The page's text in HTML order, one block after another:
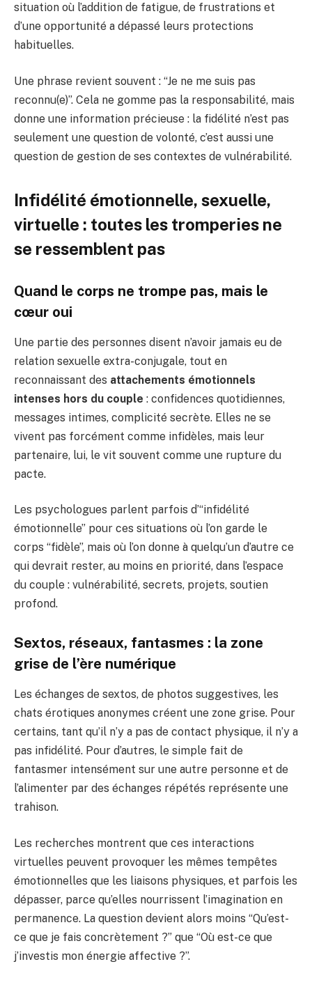
situation où l’addition de fatigue, de frustrations et
d’une opportunité a dépassé leurs protections
habituelles.
Une phrase revient souvent : “Je ne me suis pas
reconnu(e)”. Cela ne gomme pas la responsabilité, mais
donne une information précieuse : la fidélité n’est pas
seulement une question de volonté, c’est aussi une
question de gestion de ses contextes de vulnérabilité.
Infidélité émotionnelle, sexuelle,
virtuelle : toutes les tromperies ne
se ressemblent pas
Quand le corps ne trompe pas, mais le
cœur oui
Une partie des personnes disent n’avoir jamais eu de
relation sexuelle extra-conjugale, tout en
reconnaissant des attachements émotionnels
intenses hors du couple : confidences quotidiennes,
messages intimes, complicité secrète. Elles ne se
vivent pas forcément comme infidèles, mais leur
partenaire, lui, le vit souvent comme une rupture du
pacte.
Les psychologues parlent parfois d’“infidélité
émotionnelle” pour ces situations où l’on garde le
corps “fidèle”, mais où l’on donne à quelqu’un d’autre ce
qui devrait rester, au moins en priorité, dans l’espace
du couple : vulnérabilité, secrets, projets, soutien
profond.
Sextos, réseaux, fantasmes : la zone
grise de l’ère numérique
Les échanges de sextos, de photos suggestives, les
chats érotiques anonymes créent une zone grise. Pour
certains, tant qu’il n’y a pas de contact physique, il n’y a
pas infidélité. Pour d’autres, le simple fait de
fantasmer intensément sur une autre personne et de
l’alimenter par des échanges répétés représente une
trahison.
Les recherches montrent que ces interactions
virtuelles peuvent provoquer les mêmes tempêtes
émotionnelles que les liaisons physiques, et parfois les
dépasser, parce qu’elles nourrissent l’imagination en
permanence. La question devient alors moins “Qu’est-
ce que je fais concrètement ?” que “Où est-ce que
j’investis mon énergie affective ?”.